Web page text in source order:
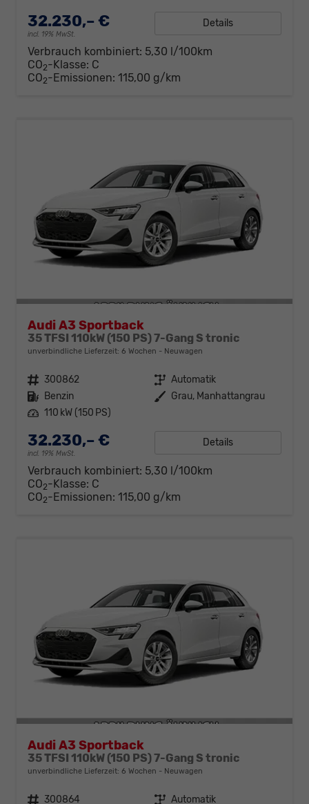
32.230,– €
incl. 19% MwSt.
Details
Verbrauch kombiniert: 5,30 l/100km
CO2-Klasse: C
CO2-Emissionen: 115,00 g/km
Audi A3 Sportback
35 TFSI 110kW (150 PS) 7-Gang S tronic
unverbindliche Lieferzeit: 6 Wochen Neuwagen
Fahrzeugnr. 300862 Getriebe Automatik
Kraftstoff Benzin Außenfarbe Grau, Manhattangrau
Leistung 110 kW (150 PS)
32.230,– €
incl. 19% MwSt.
Details
Verbrauch kombiniert: 5,30 l/100km
CO2-Klasse: C
CO2-Emissionen: 115,00 g/km
Audi A3 Sportback
35 TFSI 110kW (150 PS) 7-Gang S tronic
unverbindliche Lieferzeit: 6 Wochen Neuwagen
Fahrzeugnr. 300864 Getriebe Automatik